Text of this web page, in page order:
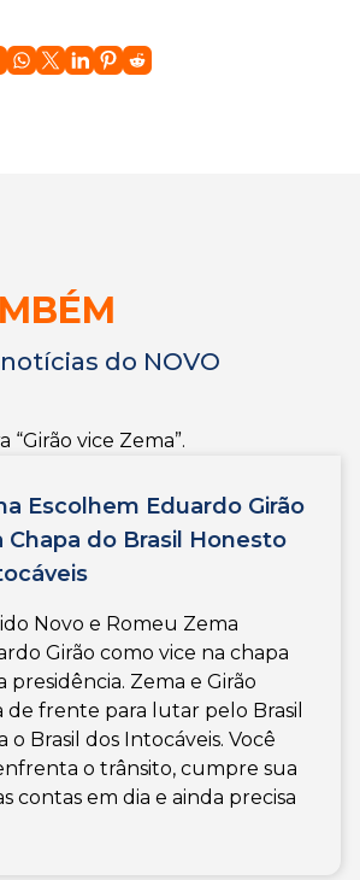
do NOVO
Escolhem Eduardo Girão
Chapa do Brasil Honesto
Novo e Romeu Zema
Girão como vice na chapa
presidência. Zema e Girão
de frente para lutar pelo Brasil
o Brasil dos Intocáveis. Você
o trânsito, cumpre sua
contas em dia e ainda precisa